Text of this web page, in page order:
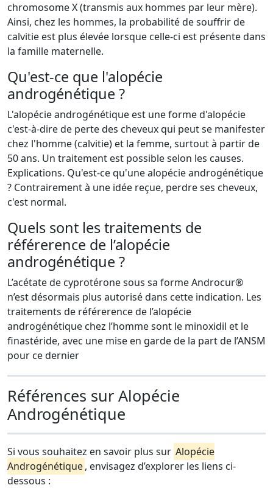
chromosome X (transmis aux hommes par leur mère).
Ainsi, chez les hommes, la probabilité de souffrir de
calvitie est plus élevée lorsque celle-ci est présente dans
la famille maternelle.
Qu'est-ce que l'alopécie
androgénétique ?
L'alopécie androgénétique est une forme d'alopécie
c'est-à-dire de perte des cheveux qui peut se manifester
chez l'homme (calvitie) et la femme, surtout à partir de
50 ans. Un traitement est possible selon les causes.
Explications. Qu'est-ce qu'une alopécie androgénétique
? Contrairement à une idée reçue, perdre ses cheveux,
c'est normal.
Quels sont les traitements de
référerence de l’alopécie
androgénétique ?
L’acétate de cyprotérone sous sa forme Androcur®
n’est désormais plus autorisé dans cette indication. Les
traitements de référerence de l’alopécie
androgénétique chez l’homme sont le minoxidil et le
finastéride, avec une mise en garde de la part de l’ANSM
pour ce dernier
Références sur Alopécie
Androgénétique
Si vous souhaitez en savoir plus sur Alopécie
Androgénétique, envisagez d’explorer les liens ci-
dessous :